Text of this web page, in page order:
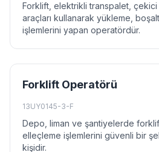
Forklift, elektrikli transpalet,
araçları kullanarak yükleme,
işlemlerini yapan operatördür.
Forklift Operatörü
13UY0145-3-F
Depo, liman ve şantiyelerde
elleçleme işlemlerini güvenli bir
kişidir.